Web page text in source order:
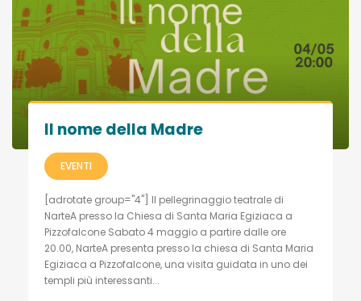
Il nome della Madre
EVENTI
[adrotate group="4"] Il pellegrinaggio teatrale di
NarteA presso la Chiesa di Santa Maria Egiziaca a
Pizzofalcone Sabato 4 maggio a partire dalle ore
20.00, NarteA presenta presso la chiesa di Santa Maria
Egiziaca a Pizzofalcone, una visita guidata in uno dei
templi più interessanti...